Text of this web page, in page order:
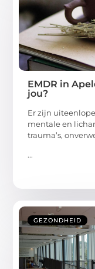
EMDR in
jou?
Er zijn
mentale en
trauma’s,
...
GEZONDHEID